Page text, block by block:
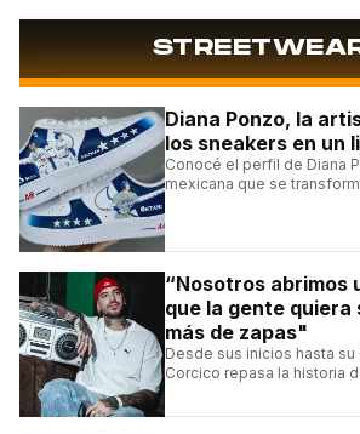
Diana Ponzo, la
los sneakers en un
Conocé el perfil de Diana
mexicana que se
“Nosotros abrimos
que la gente quiera
más de zapas"
Desde sus inicios hasta
Corcico repasa la historia